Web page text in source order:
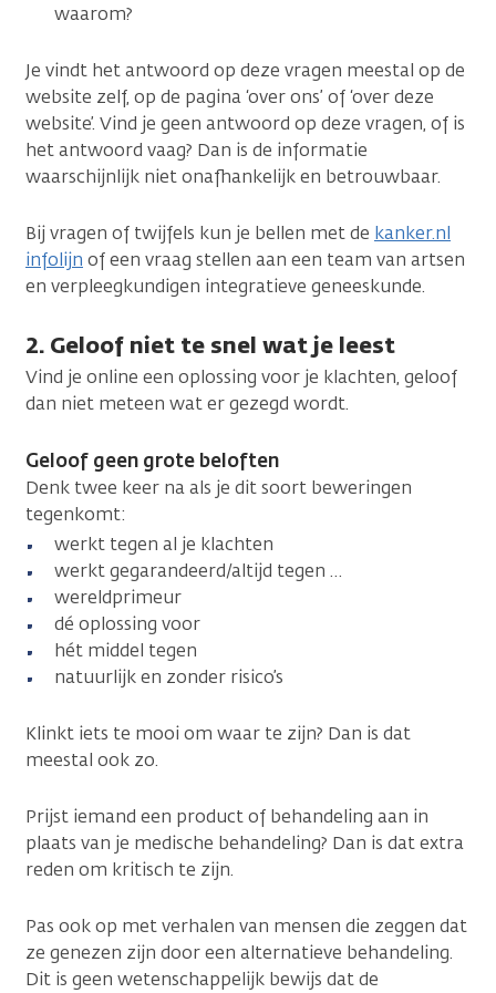
waarom?
Je vindt het antwoord op deze vragen meestal op de
website zelf, op de pagina ‘over ons’ of ‘over deze
website’. Vind je geen antwoord op deze vragen, of is
het antwoord vaag? Dan is de informatie
waarschijnlijk niet onafhankelijk en betrouwbaar.
Bij vragen of twijfels kun je bellen met de kanker.nl
infolijn of een vraag stellen aan een team van artsen
en verpleegkundigen integratieve geneeskunde.
2. Geloof niet te snel wat je leest
Vind je online een oplossing voor je klachten, geloof
dan niet meteen wat er gezegd wordt.
Geloof geen grote beloften
Denk twee keer na als je dit soort beweringen
tegenkomt:
werkt tegen al je klachten
werkt gegarandeerd/altijd tegen …
wereldprimeur
dé oplossing voor
hét middel tegen
natuurlijk en zonder risico’s
Klinkt iets te mooi om waar te zijn? Dan is dat
meestal ook zo.
Prijst iemand een product of behandeling aan in
plaats van je medische behandeling? Dan is dat extra
reden om kritisch te zijn.
Pas ook op met verhalen van mensen die zeggen dat
ze genezen zijn door een alternatieve behandeling.
Dit is geen wetenschappelijk bewijs dat de